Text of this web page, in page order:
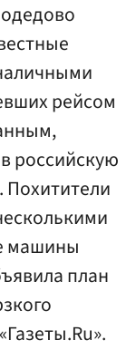
рейсом
российскую
Похитители
машины
план